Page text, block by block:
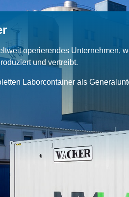
operierendes Unternehmen,
und vertreibt.
Laborcontainer als